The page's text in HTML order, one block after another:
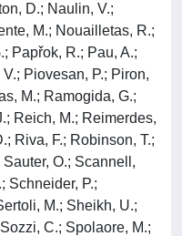
D.; Naulin, V.;
M.; Nouailletas, R.;
Papřok, R.; Pau, A.;
Piovesan, P.; Piron,
M.; Ramogida, G.;
Reich, M.; Reimerdes,
Riva, F.; Robinson, T.;
O.; Scannell,
Schneider, P.;
M.; Sheikh, U.;
C.; Spolaore, M.;